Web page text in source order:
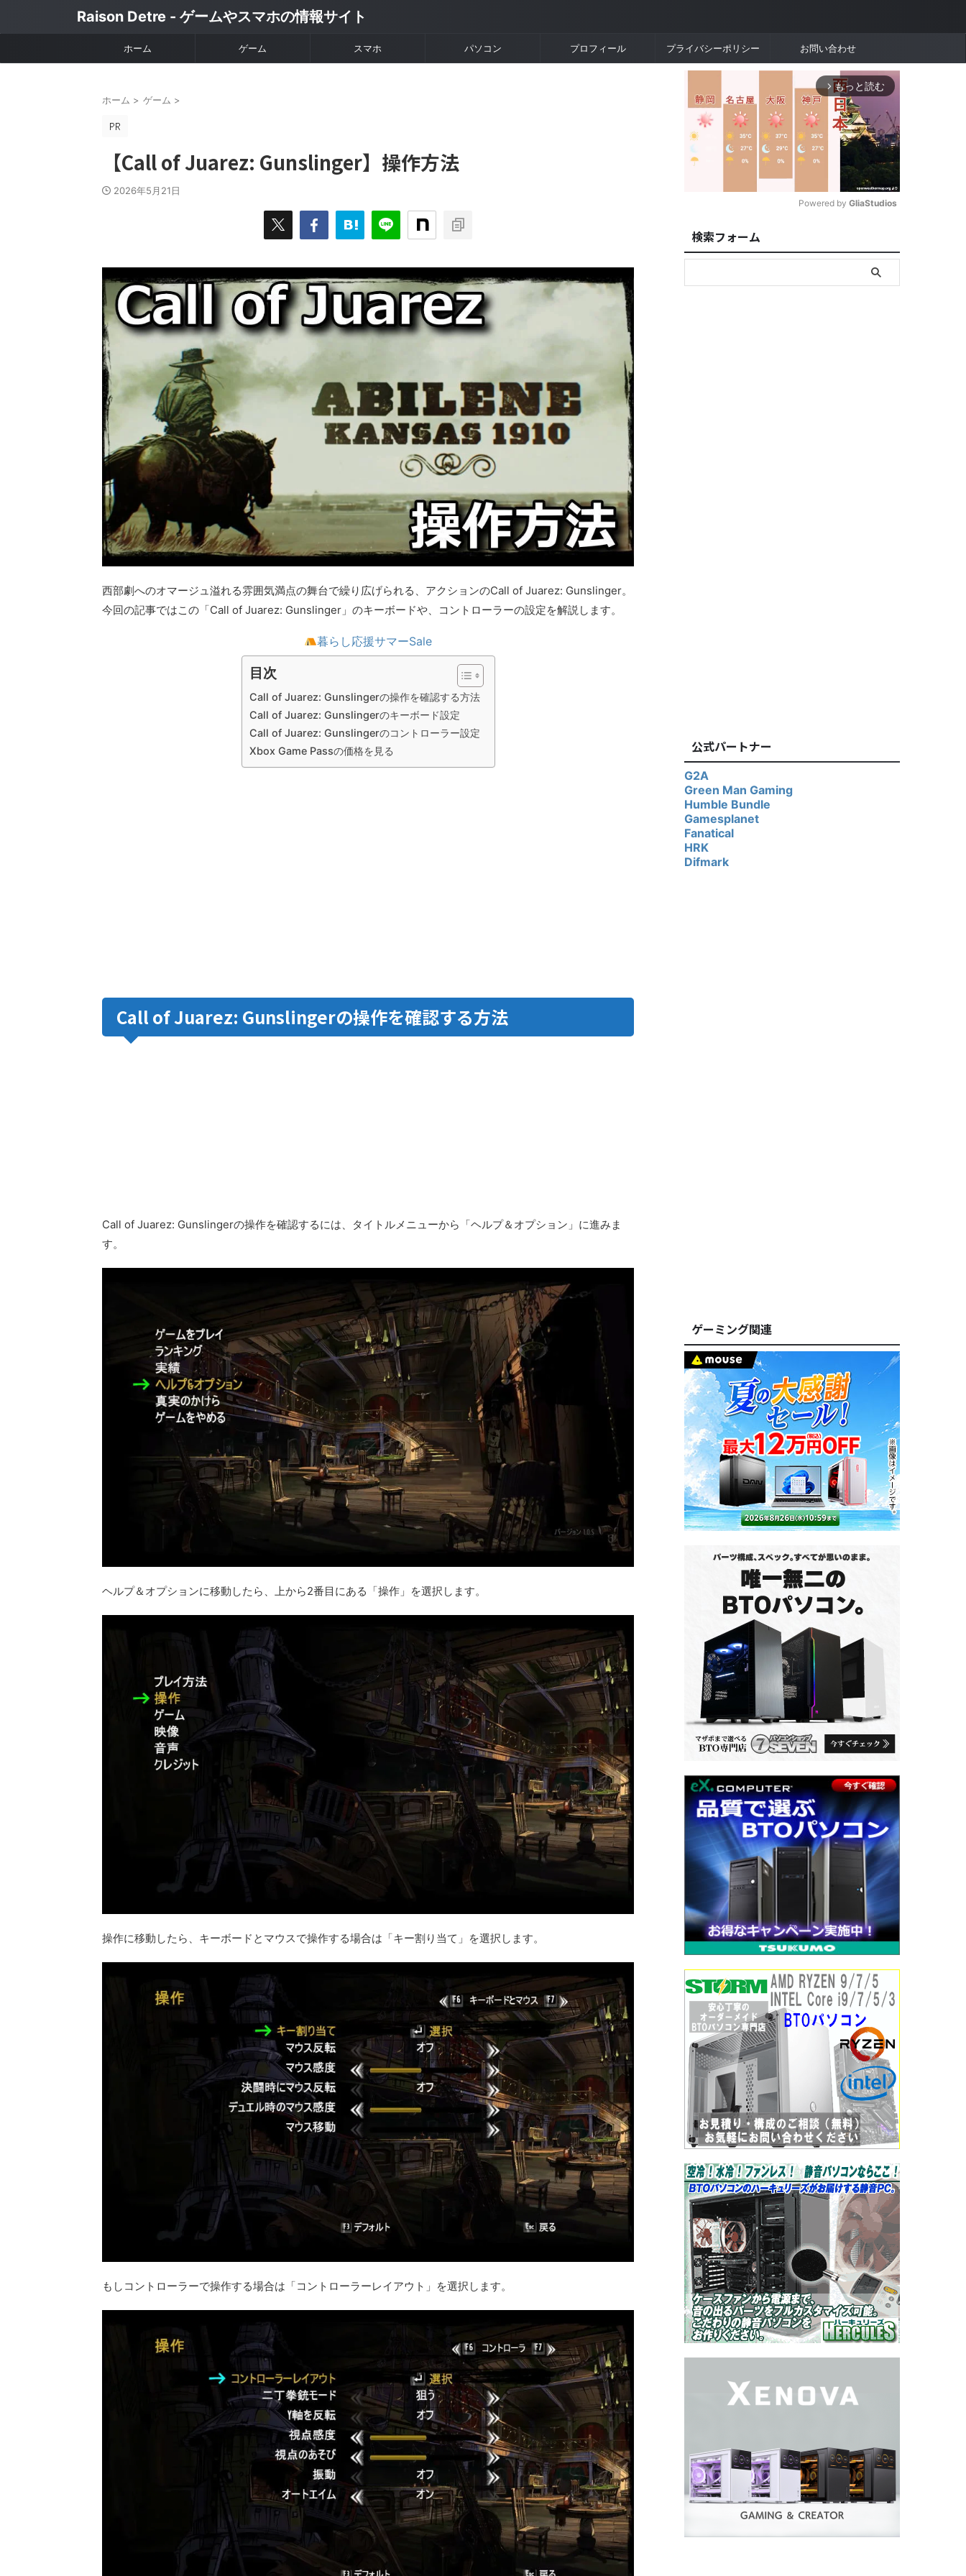
Raison Detre - ゲームやスマホの情報サイト
ホーム ゲーム スマホ パソコン プロフィール プライバシーポリシー お問い合わせ
ホーム > ゲーム >
【Call of Juarez: Gunslinger】操作方法
2026年5月21日
西部劇へのオマージュ溢れる雰囲気満点の舞台で繰り広げられる、アクションのCall of Juarez: Gunslinger。
今回の記事ではこの「Call of Juarez: Gunslinger」のキーボードや、コントローラーの設定を解説します。
暮らし応援サマーSale
目次
Call of Juarez: Gunslingerの操作を確認する方法
Call of Juarez: Gunslingerのキーボード設定
Call of Juarez: Gunslingerのコントローラー設定
Xbox Game Passの価格を見る
Call of Juarez: Gunslingerの操作を確認する方法
Call of Juarez: Gunslingerの操作を確認するには、タイトルメニューから「ヘルプ＆オプション」に進みま
す。
ヘルプ＆オプションに移動したら、上から2番目にある「操作」を選択します。
操作に移動したら、キーボードとマウスで操作する場合は「キー割り当て」を選択します。
もしコントローラーで操作する場合は「コントローラーレイアウト」を選択します。
arrow_forward_ios もっと読む
u
t
Powered by GliaStudios
検索フォーム
公式パートナー
G2A
Green Man Gaming
Humble Bundle
Gamesplanet
Fanatical
HRK
Difmark
ゲーミング関連